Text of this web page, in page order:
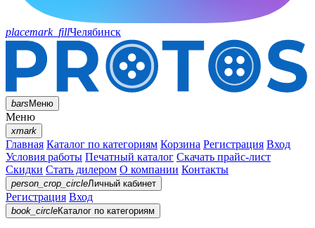
placemark_fillЧелябинск
barsМеню
Меню
xmark
Главная Каталог по категориям Корзина Регистрация Вход
Условия работы Печатный каталог Скачать прайс-лист
Скидки Стать дилером О компании Контакты
person_crop_circleЛичный кабинет
Регистрация Вход
book_circleКаталог по категориям